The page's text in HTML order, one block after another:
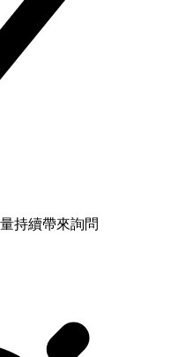
持續帶來詢問